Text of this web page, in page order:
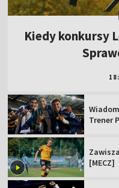
Kiedy konkursy
Trener
[MECZ]